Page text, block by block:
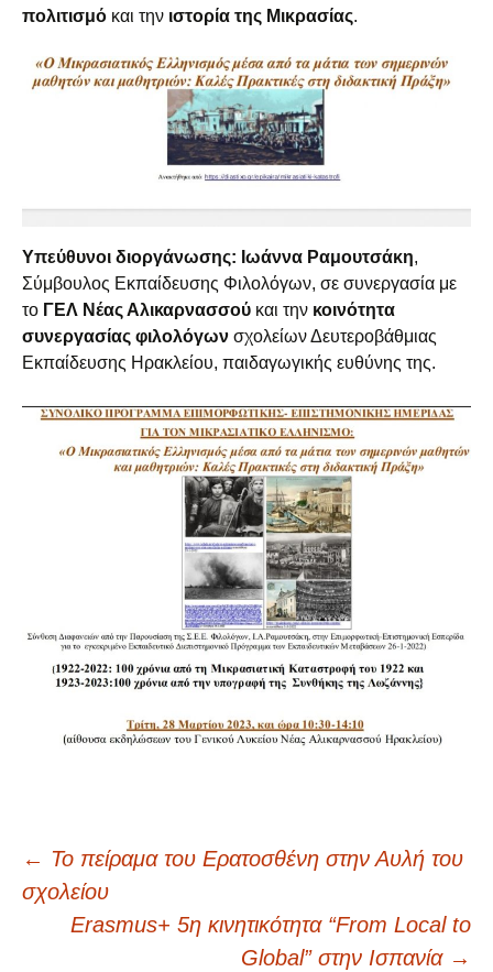
πολιτισμό και την ιστορία της Μικρασίας.
Υπεύθυνοι διοργάνωσης: Ιωάννα Ραμουτσάκη,
Σύμβουλος Εκπαίδευσης Φιλολόγων, σε συνεργασία με
το ΓΕΛ Νέας Αλικαρνασσού και την κοινότητα
συνεργασίας φιλολόγων σχολείων Δευτεροβάθμιας
Εκπαίδευσης Ηρακλείου, παιδαγωγικής ευθύνης της.
Πλοήγηση
← Το πείραμα του Ερατοσθένη στην Αυλή του
σχολείου
Erasmus+ 5η κινητικότητα “From Local to
Global” στην Ισπανία →